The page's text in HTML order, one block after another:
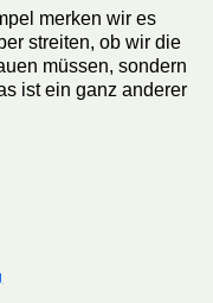
merken wir es
streiten, ob wir die
müssen, sondern
ist ein ganz anderer